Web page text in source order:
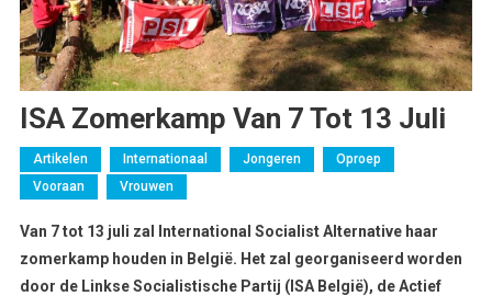
ISA Zomerkamp Van 7 Tot 13 Juli
Artikelen Internationaal Jongeren
Oproep
Vooraan
Vrouwen
Van 7 tot 13 juli zal International Socialist Alternative haar
zomerkamp houden in België. Het zal georganiseerd worden
door de Linkse Socialistische Partij (ISA België), de Actief